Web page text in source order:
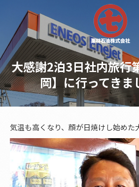
大感謝2泊3日社内旅行
岡】に行ってきま
気温も高くなり、顔が日焼けし始めた